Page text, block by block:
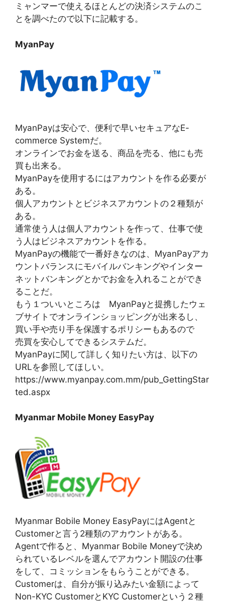
ミャンマーで使えるほとんどの決済システムのこ
とを調べたので以下に記載する。
MyanPay
MyanPayは安心で、便利で早いセキュアなE-
commerce Systemだ。
オンラインでお金を送る、商品を売る、他にも売
買も出来る。
MyanPayを使用するにはアカウントを作る必要が
ある。
個人アカウントとビジネスアカウントの２種類が
ある。
通常使う人は個人アカウントを作って、仕事で使
う人はビジネスアカウントを作る。
MyanPayの機能で一番好きなのは、MyanPayアカ
ウントバランスにモバイルバンキングやインター
ネットバンキングとかでお金を入れることができ
ることだ。
もう１ついいところは MyanPayと提携したウェ
ブサイトでオンラインショッピングが出来るし、
買い手や売り手を保護するポリシーもあるので
売買を安心してできるシステムだ。
MyanPayに関して詳しく知りたい方は、以下の
URLを参照してほしい。
https://www.myanpay.com.mm/pub_GettingStar
ted.aspx
Myanmar Mobile Money EasyPay
Myanmar Bobile Money EasyPayにはAgentと
Customerと言う2種類のアカウントがある。
Agentで作ると、Myanmar Bobile Moneyで決め
られているレベルを選んでアカウント開設の仕事
をして、コミッションをもらうことができる。
Customerは、自分が振り込みたい金額によって
Non-KYC CustomerとKYC Customerという２種